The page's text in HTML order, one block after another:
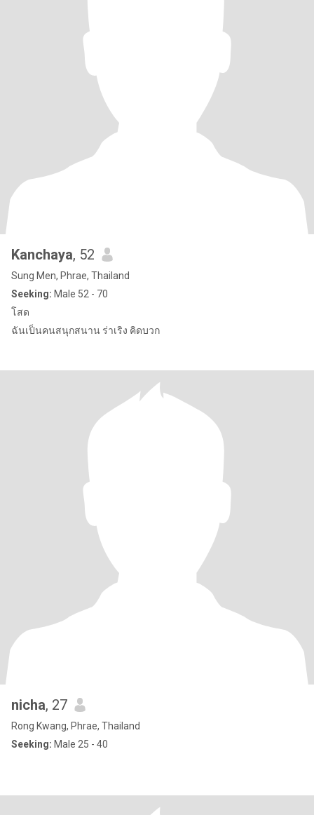
Kanchaya, 52
Sung Men, Phrae, Thailand
Seeking: Male 52 - 70
โสด
ฉันเป็นคนสนุกสนาน ร่าเริง คิดบวก
nicha, 27
Rong Kwang, Phrae, Thailand
Seeking: Male 25 - 40